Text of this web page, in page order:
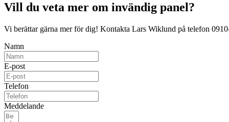
Vill du veta mer om invändig panel?
Vi berättar gärna mer för dig! Kontakta Lars Wiklund på telefon
Namn
E-post
Telefon
Meddelande